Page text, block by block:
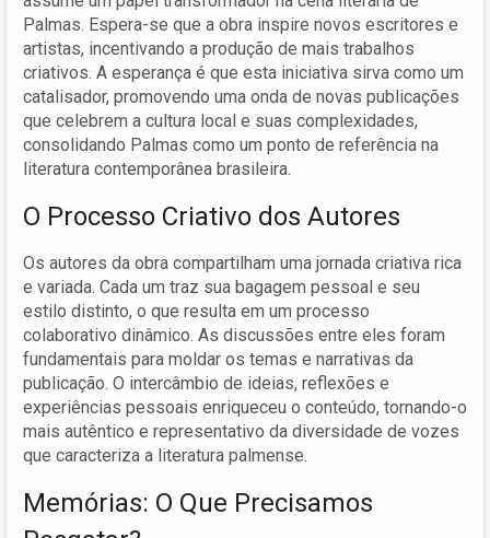
Palmas. Espera-se que a obra inspire novos escritores e
artistas, incentivando a produção de mais trabalhos
criativos. A esperança é que esta iniciativa sirva como um
catalisador, promovendo uma onda de novas publicações
que celebrem a cultura local e suas complexidades,
consolidando Palmas como um ponto de referência na
literatura contemporânea brasileira.
O Processo Criativo dos Autores
Os autores da obra compartilham uma jornada criativa rica
e variada. Cada um traz sua bagagem pessoal e seu
estilo distinto, o que resulta em um processo
colaborativo dinâmico. As discussões entre eles foram
fundamentais para moldar os temas e narrativas da
publicação. O intercâmbio de ideias, reflexões e
experiências pessoais enriqueceu o conteúdo, tornando-o
mais autêntico e representativo da diversidade de vozes
que caracteriza a literatura palmense.
Memórias: O Que Precisamos